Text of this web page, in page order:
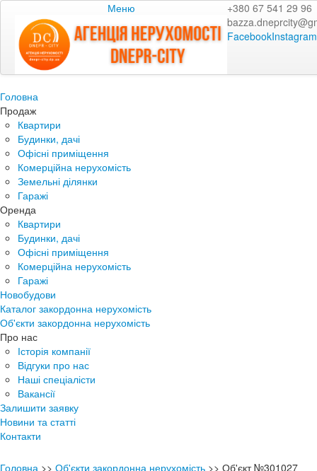
Меню
+380 67 541 29 96
FacebookInstagram
Головна
Продаж
Квартири
Будинки, дачі
Офісні приміщення
Комерційна нерухомість
Земельні ділянки
Гаражі
Оренда
Квартири
Будинки, дачі
Офісні приміщення
Комерційна нерухомість
Гаражі
Новобудови
Каталог закордонна нерухомість
Об'єкти закордонна нерухомість
Про нас
Історія компанії
Відгуки про нас
Наші спеціалісти
Вакансії
Залишити заявку
Новини та статті
Контакти
Головна >> Об'єкти закордонна нерухомість >> Об'єкт №301027